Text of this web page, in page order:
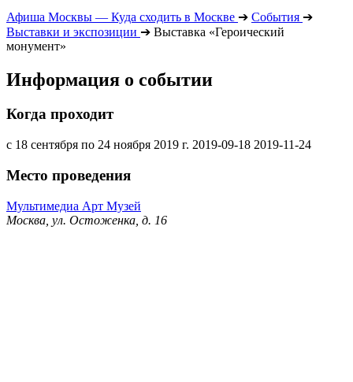
Афиша Москвы — Куда сходить в Москве ➔ События ➔
Выставки и экспозиции ➔ Выставка «Героический
монумент»
Информация о событии
Когда проходит
с 18 сентября по 24 ноября 2019 г. 2019-09-18 2019-11-24
Место проведения
Мультимедиа Арт Музей
Москва, ул. Остоженка, д. 16